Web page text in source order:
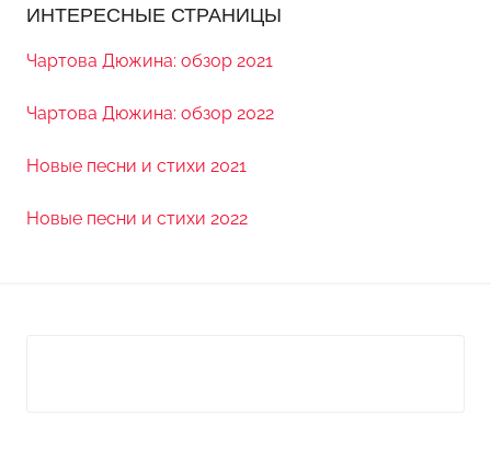
ИНТЕРЕСНЫЕ СТРАНИЦЫ
Чартова Дюжина: обзор 2021
Чартова Дюжина: обзор 2022
Новые песни и стихи 2021
Новые песни и стихи 2022